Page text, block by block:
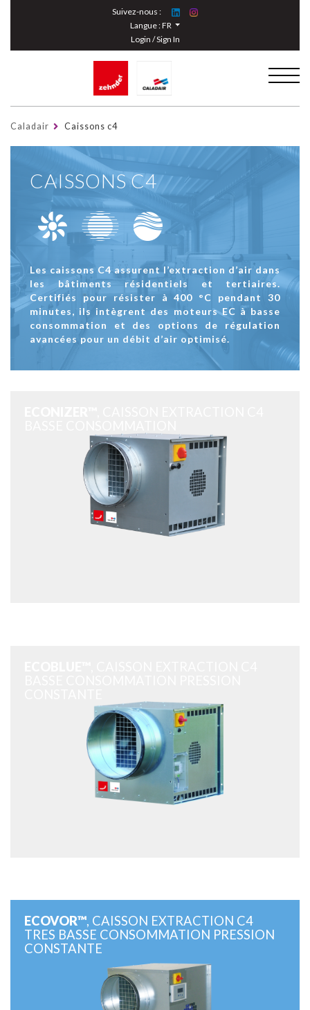
Suivez-nous :
Langue :FR
Login / Sign In
Caladair Caissons c4
CAISSONS C4
Les caissons C4 assurent l’extraction d’air dans
les bâtiments résidentiels et tertiaires.
Certifiés pour résister à 400 °C pendant 30
minutes, ils intègrent des moteurs EC à basse
consommation et des options de régulation
avancées pour un débit d’air optimisé.
ECOVOR™, CAISSON EXTRACTION C4
TRES BASSE CONSOMMATION PRESSION
CONSTANTE
Cookies management panel